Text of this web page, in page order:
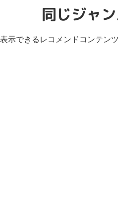
同じジャ
表示できるレコメンドコンテン